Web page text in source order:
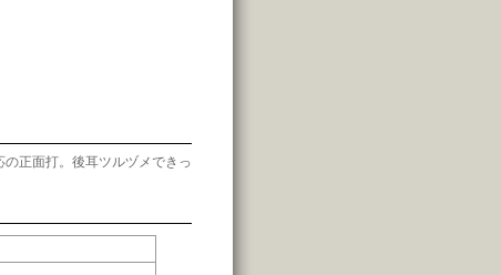
正面打。後耳ツルヅメできっ